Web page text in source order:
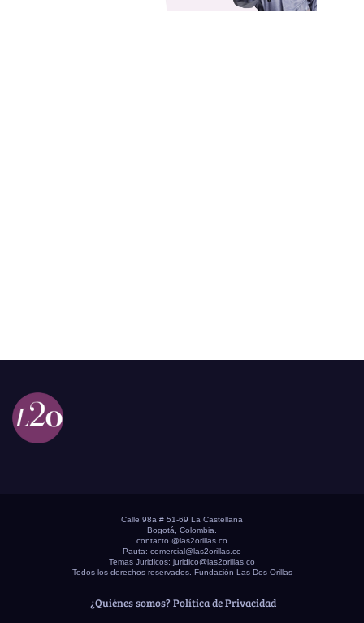
Calle 98a # 51-69 La Castellana
Bogotá, Colombia.
contacto @las2orillas.co
Pauta: comercial@las2orillas.co
Temas Juridicos: juridico@las2orillas.co
Todos los derechos reservados. Fundación Las Dos Orillas
¿Quiénes somos? Política de Privacidad